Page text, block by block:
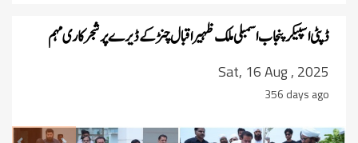
ڈپٹی اسپیکر پنجاب اسمبلی ملک ظہیر اقبال چنڑ کے ڈیرے پر شجرکاری مہم
Sat, 16 Aug , 2025
356 days ago
Next